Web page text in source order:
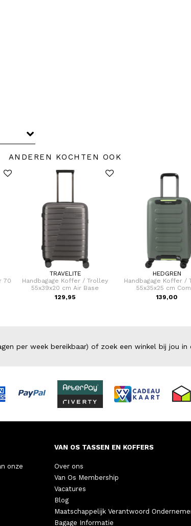
ANDEREN KOCHTEN OOK
70
TRAVELITE
Handbagage Koffer / Trolley
55x39x20 cm Air Base
129,95
HEDGREN
Handbagage Koffer /
55x35x25 cm
139,00
per week bereikbaar) of zoek een winkel bij jou in
onze
VAN OS TASSEN EN KOFFERS
Over ons
Van Os Membership
Vacatures
Blog
Maatschappelijk Verantwoord
Bagage Informatie